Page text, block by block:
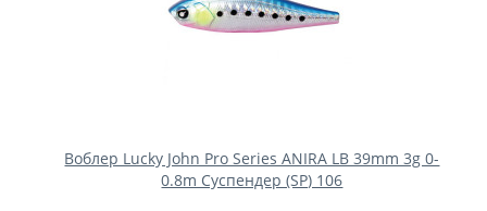
Воблер Lucky John Pro Series ANIRA LB 39mm 3g 0-
0.8m Cуспендер (SP) 106